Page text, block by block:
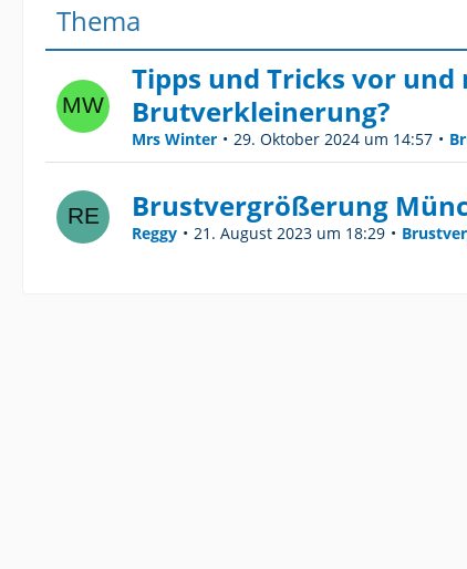
Thema
Tipps und Tricks vor und
Brutverkleinerung?
Mrs Winter 29. Oktober 2024 um 14:57
Brustvergrößerung
Reggy 21. August 2023 um 18:29